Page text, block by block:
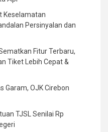
Keselamatan
Persinyalan dan
Fitur Terbaru,
Tiket Lebih Cepat &
Garam, OJK Cirebon
TJSL Senilai Rp